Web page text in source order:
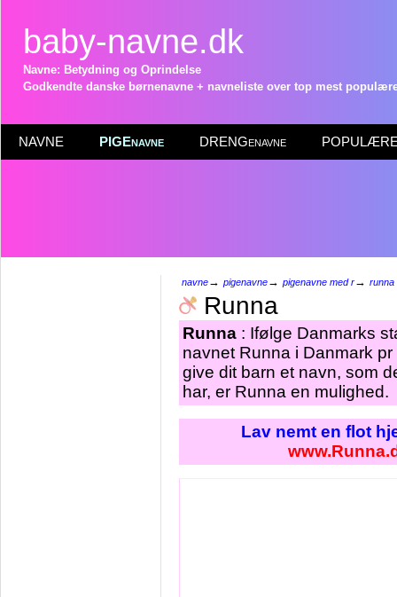
baby-navne.dk
Navne: Betydning og Oprindelse
Godkendte danske børnenavne + navneliste over top mest
NAVNE PIGEnavne DRENGenavne POPULÆRE
navne→ pigenavne→ pigenavne med r→ runna
Runna
Runna : Ifølge Danmarks
navnet Runna i Danmark
give dit barn et navn, som
har, er Runna en mulighed.
Lav nemt en flot